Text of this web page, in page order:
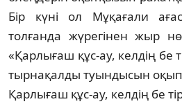
Бір күні ол Мұқағали
толғанда жүрегінен жыр
«Қарлығаш құс-ау, келдің бе
тырнақалды туындысын оқып
Қарлығаш құс-ау, келдің бе